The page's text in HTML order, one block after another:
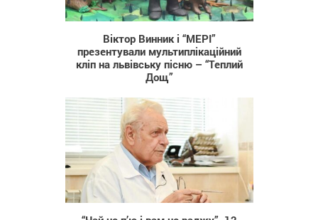
635
Віктор Винник і “МЕРІ”
презентували мультиплікаційний
кліп на львівську пісню – “Теплий
Дощ”